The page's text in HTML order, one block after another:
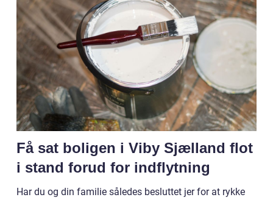
Få sat boligen i Viby Sjælland flot
i stand forud for indflytning
Har du og din familie således besluttet jer for at rykke